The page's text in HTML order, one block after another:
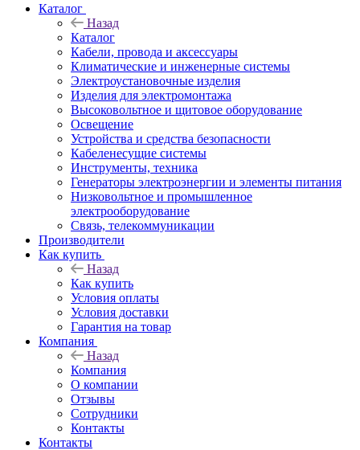
Каталог
Назад
Каталог
Кабели, провода и аксессуары
Климатические и инженерные системы
Электроустановочные изделия
Изделия для электромонтажа
Высоковольтное и щитовое оборудование
Освещение
Устройства и средства безопасности
Кабеленесущие системы
Инструменты, техника
Генераторы электроэнергии и элементы питания
Низковольтное и промышленное
электрооборудование
Связь, телекоммуникации
Производители
Как купить
Назад
Как купить
Условия оплаты
Условия доставки
Гарантия на товар
Компания
Назад
Компания
О компании
Отзывы
Сотрудники
Контакты
Контакты